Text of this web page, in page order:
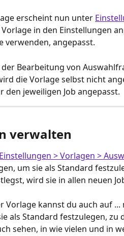
erscheint nun unter
in den Einstellungen
verwenden, angepasst.
der Bearbeitung von
die Vorlage selbst nicht
den jeweiligen Job angepasst.
verwalten
Einstellungen > Vorlagen >
um sie als Standard
wird sie in allen neuen
Vorlage kannst du auch auf
als Standard festzulegen,
sehen, in wie vielen und in